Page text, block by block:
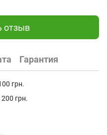
отзыв
Гарантия
грн.
грн.